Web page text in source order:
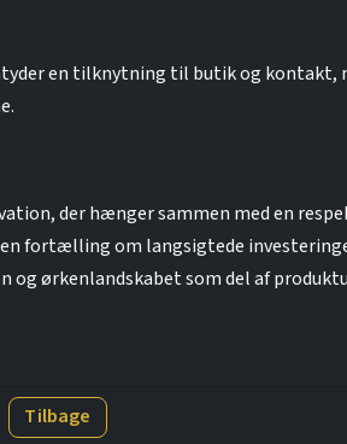
en tilknytning til butik og kontakt,
der hænger sammen med en
fortælling om langsigtede
ørkenlandskabet som del af
Tilbage